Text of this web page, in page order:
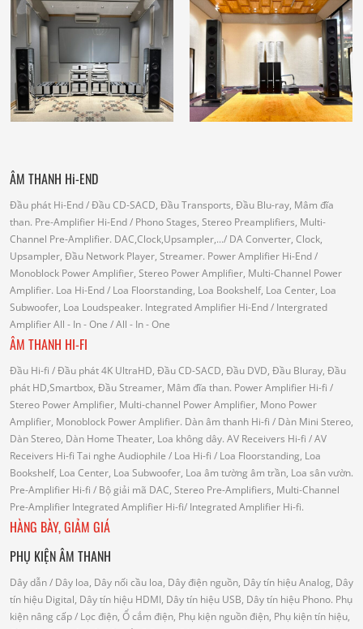
ÂM THANH Hi-END
Đầu phát Hi-End/ Đầu CD-SACD, Đầu Transports, Đầu Blu-ray, Mâm đĩa
than. Pre-Amplifier Hi-End/ Phono Stages, Stereo Preamplifiers, Multi-
Channel Pre-Amplifier. DAC,Clock,Upsampler,.../ DA Converter, Clock,
Upsampler, Đầu Network Player, Streamer. Power Amplifier Hi-End/
Monoblock Power Amplifier, Stereo Power Amplifier, Multi-Channel Power
Amplifier. Loa Hi-End/ Loa Floorstanding, Loa Bookshelf, Loa Center, Loa
Subwoofer, Loa Loudspeaker. Integrated Amplifier Hi-End/ Intergrated
AmplifierAll - In - One / All - In - One
ÂM THANH HI-FI
Đầu Hi-fi / Đầu phát 4K UltraHD, Đầu CD-SACD, Đầu DVD, Đầu Bluray, Đầu
phát HD,Smartbox, Đầu Streamer, Mâm đĩa than. Power Amplifier Hi-fi /
Stereo Power Amplifier, Multi-channel Power Amplifier, Mono Power
Amplifier, Monoblock Power Amplifier. Dàn âm thanh Hi-fi / Dàn Mini Stereo,
Dàn Stereo, Dàn Home Theater, Loa không dây. AV Receivers Hi-fi / AV
Receivers Hi-fi Tai nghe Audiophile / Loa Hi-fi / Loa Floorstanding, Loa
Bookshelf, Loa Center, Loa Subwoofer, Loa âm tường âm trần, Loa sân vườn.
Pre-Amplifier Hi-fi / Bộ giải mã DAC, Stereo Pre-Amplifiers, Multi-Channel
Pre-Amplifier Integrated Amplifier Hi-fi/ Integrated Amplifier Hi-fi.
HÀNG BÀY, GIẢM GIÁ
PHỤ KIỆN ÂM THANH
Dây dẫn/ Dây loa, Dây nối cầu loa, Dây điện nguồn, Dây tín hiệu Analog, Dây
tín hiệu Digital, Dây tín hiệu HDMI, Dây tín hiệu USB, Dây tín hiệu Phono. Phụ
kiện nâng cấp/ Lọc điện, Ổ cắm điện, Phụ kiện nguồn điện, Phụ kiện tín hiệu,